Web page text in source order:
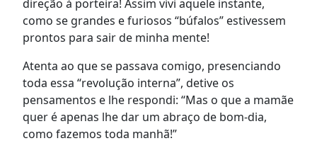
direção à porteira! Assim vivi aquele instante,
como se grandes e furiosos “búfalos” estivessem
prontos para sair de minha mente!
Atenta ao que se passava comigo, presenciando
toda essa “revolução interna”, detive os
pensamentos e lhe respondi: “Mas o que a mamãe
quer é apenas lhe dar um abraço de bom-dia,
como fazemos toda manhã!”